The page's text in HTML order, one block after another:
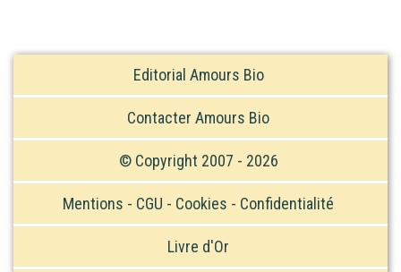
Editorial Amours Bio
Contacter Amours Bio
© Copyright 2007 - 2026
Mentions - CGU - Cookies - Confidentialité
Livre d'Or